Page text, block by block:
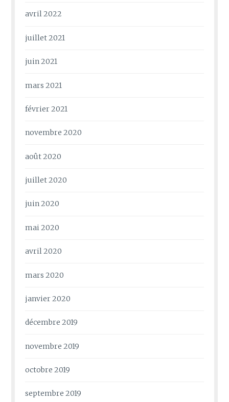
avril 2022
juillet 2021
juin 2021
mars 2021
février 2021
novembre 2020
août 2020
juillet 2020
juin 2020
mai 2020
avril 2020
mars 2020
janvier 2020
décembre 2019
novembre 2019
octobre 2019
septembre 2019